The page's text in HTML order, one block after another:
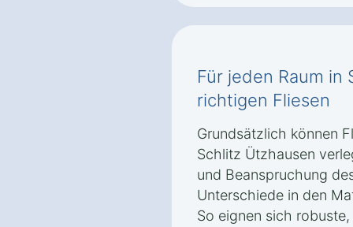
Für jeden Raum
richtigen Fliesen
Grundsätzlich können
Schlitz Ützhausen
und Beanspruchung
Unterschiede in den
So eignen sich